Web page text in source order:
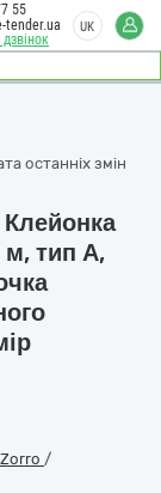
55
tender.ua
UK
останніх змін
Клейонка
м, тип А,
/